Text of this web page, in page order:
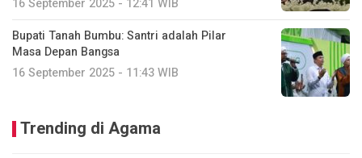
16 September 2025 - 12:41 WIB
Bupati Tanah Bumbu: Santri adalah Pilar
Masa Depan Bangsa
16 September 2025 - 11:43 WIB
Trending di Agama